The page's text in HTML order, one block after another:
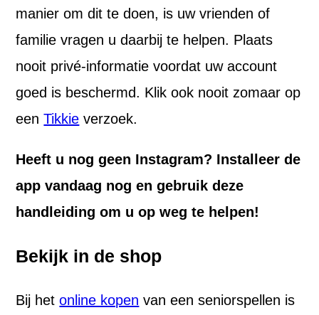
manier om dit te doen, is uw vrienden of
familie vragen u daarbij te helpen. Plaats
nooit privé-informatie voordat uw account
goed is beschermd. Klik ook nooit zomaar op
eenTikkie verzoek.
Heeft u nog geen Instagram? Installeer de
app vandaag nog en gebruik deze
handleiding om u op weg te helpen!
Bekijk in de shop
Bij hetonline kopen van een seniorspellen is